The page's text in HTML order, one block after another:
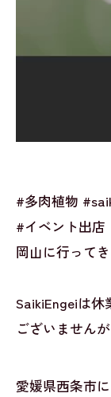
#多肉植物
#イベント出店
岡山に行って
SaikiEngeiは
ございません
愛媛県西条市